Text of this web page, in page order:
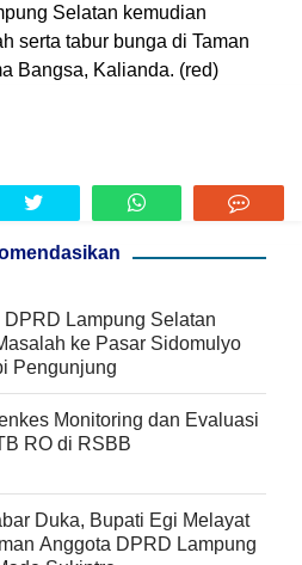
Selatan kemudian
serta tabur bunga di Taman
Bangsa, Kalianda. (red)
DPRD Lampung Selatan
ke Pasar Sidomulyo
Pengunjung
Monitoring dan Evaluasi
RO di RSBB
Duka, Bupati Egi Melayat
Anggota DPRD Lampung